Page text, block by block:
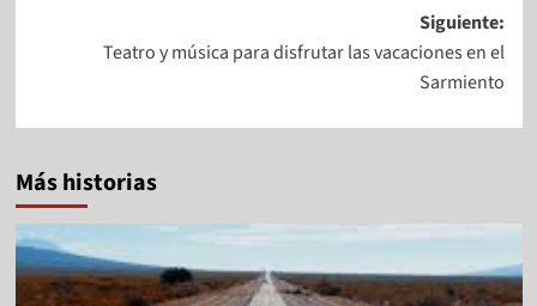
Siguiente:
Teatro y música para disfrutar las vacaciones en el
Sarmiento
Más historias